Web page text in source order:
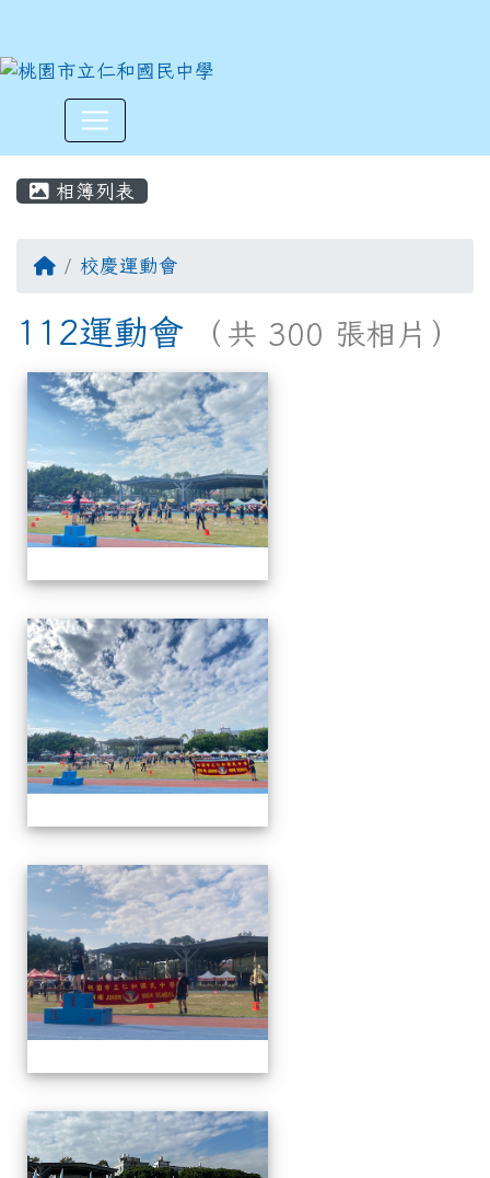
相簿列表
校慶運動會
112運動會 （共 300 張相片）
相簿列表 112運動會
112運動會
112運動會
112運動會